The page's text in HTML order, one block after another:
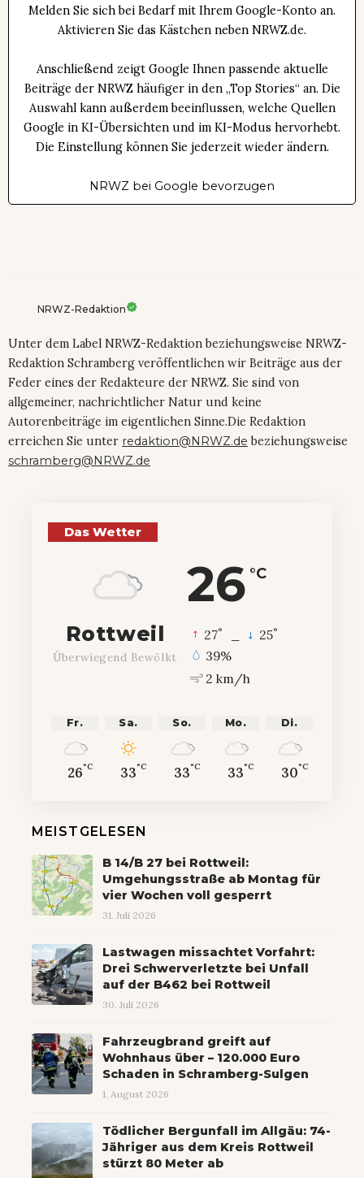
Melden Sie sich bei Bedarf mit Ihrem Google-Konto an.
Aktivieren Sie das Kästchen neben NRWZ.de.
Anschließend zeigt Google Ihnen passende aktuelle
Beiträge der NRWZ häufiger in den „Top Stories“ an. Die
Auswahl kann außerdem beeinflussen, welche Quellen
Google in KI-Übersichten und im KI-Modus hervorhebt.
Die Einstellung können Sie jederzeit wieder ändern.
NRWZ bei Google bevorzugen
NRWZ-Redaktion
Unter dem Label NRWZ-Redaktion beziehungsweise NRWZ-
Redaktion Schramberg veröffentlichen wir Beiträge aus der
Feder eines der Redakteure der NRWZ. Sie sind von
allgemeiner, nachrichtlicher Natur und keine
Autorenbeiträge im eigentlichen Sinne.Die Redaktion
erreichen Sie unter redaktion@NRWZ.de beziehungsweise
schramberg@NRWZ.de
Das Wetter
26 °C
Rottweil
Überwiegend Bewölkt
27° 25°
39%
2 km/h
Fr.
26°C
Sa.
33°C
So.
33°C
Mo.
33°C
Di.
30°C
MEISTGELESEN
B 14/B 27 bei Rottweil:
Umgehungsstraße ab Montag für
vier Wochen voll gesperrt
31. Juli 2026
Lastwagen missachtet Vorfahrt:
Drei Schwerverletzte bei Unfall
auf der B462 bei Rottweil
30. Juli 2026
Fahrzeugbrand greift auf
Wohnhaus über – 120.000 Euro
Schaden in Schramberg-Sulgen
1. August 2026
Tödlicher Bergunfall im Allgäu: 74-
Jähriger aus dem Kreis Rottweil
stürzt 80 Meter ab